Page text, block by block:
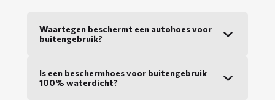
Waartegen beschermt een autohoes voor
buitengebruik?
Is een beschermhoes voor buitengebruik
100% waterdicht?